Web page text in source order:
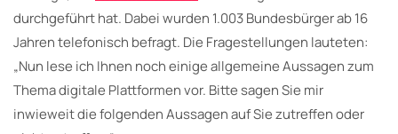
durchgeführt hat. Dabei wurden 1.003 Bundesbürger ab 16
Jahren telefonisch befragt. Die Fragestellungen lauteten:
„Nun lese ich Ihnen noch einige allgemeine Aussagen zum
Thema digitale Plattformen vor. Bitte sagen Sie mir
inwieweit die folgenden Aussagen auf Sie zutreffen oder